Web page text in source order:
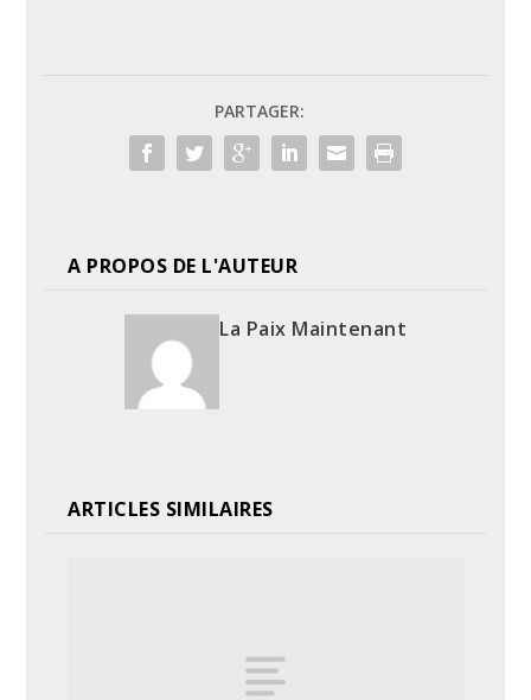
PARTAGER:
A PROPOS DE L'AUTEUR
La Paix Maintenant
ARTICLES SIMILAIRES